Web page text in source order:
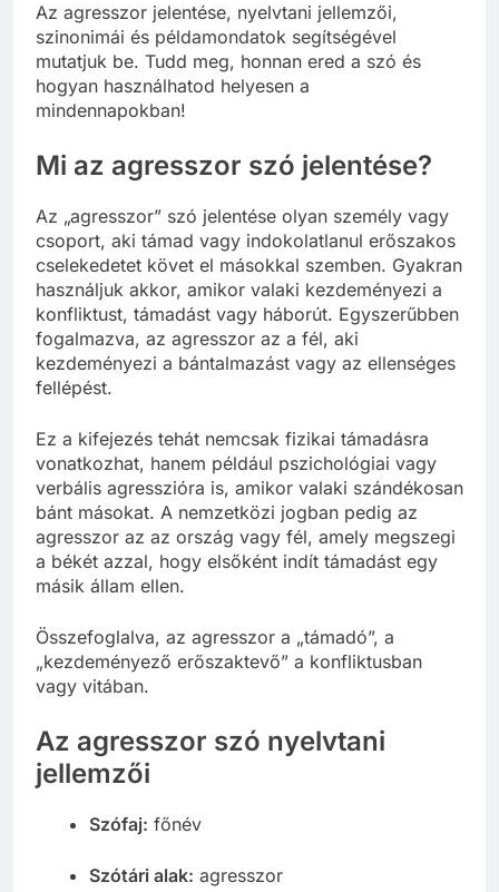
Az agresszor jelentése, nyelvtani jellemzői,
szinonimái és példamondatok segítségével
mutatjuk be. Tudd meg, honnan ered a szó és
hogyan használhatod helyesen a
mindennapokban!
Mi az agresszor szó jelentése?
Az „agresszor” szó jelentése olyan személy vagy
csoport, aki támad vagy indokolatlanul erőszakos
cselekedetet követ el másokkal szemben. Gyakran
használjuk akkor, amikor valaki kezdeményezi a
konfliktust, támadást vagy háborút. Egyszerűbben
fogalmazva, az agresszor az a fél, aki
kezdeményezi a bántalmazást vagy az ellenséges
fellépést.
Ez a kifejezés tehát nemcsak fizikai támadásra
vonatkozhat, hanem például pszichológiai vagy
verbális agresszióra is, amikor valaki szándékosan
bánt másokat. A nemzetközi jogban pedig az
agresszor az az ország vagy fél, amely megszegi
a békét azzal, hogy elsőként indít támadást egy
másik állam ellen.
Összefoglalva, az agresszor a „támadó”, a
„kezdeményező erőszaktevő” a konfliktusban
vagy vitában.
Az agresszor szó nyelvtani
jellemzői
Szófaj: főnév
Szótári alak: agresszor